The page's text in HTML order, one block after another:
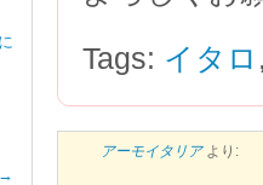
Tags: イタロ
アーモイタリア より: